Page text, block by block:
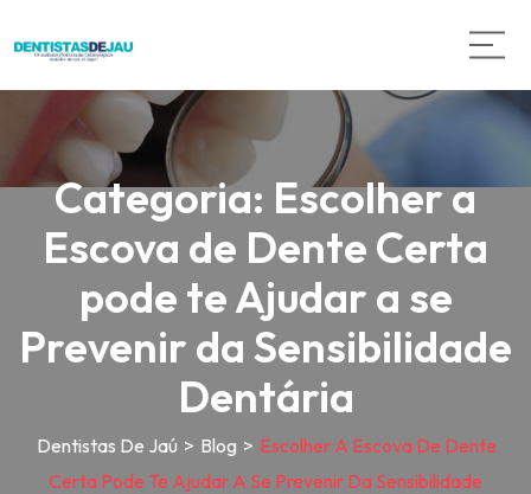
Categoria: Escolher a
Escova de Dente Certa
pode te Ajudar a se
Prevenir da Sensibilidade
Dentária
Dentistas De Jaú > Blog > Escolher A Escova De Dente
Certa Pode Te Ajudar A Se Prevenir Da Sensibilidade